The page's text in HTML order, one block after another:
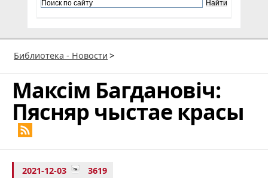
Библиотека - Новости >
Максім Багдановіч:
Пясняр чыстае красы
2021-12-03 3619